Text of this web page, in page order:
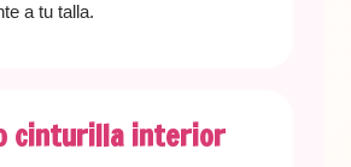
a tu talla.
cinturilla interior